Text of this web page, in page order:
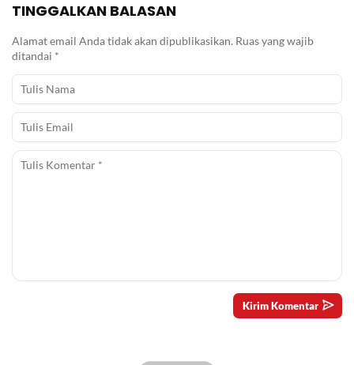
TINGGALKAN BALASAN
Alamat email Anda tidak akan dipublikasikan. Ruas yang wajib
ditandai *